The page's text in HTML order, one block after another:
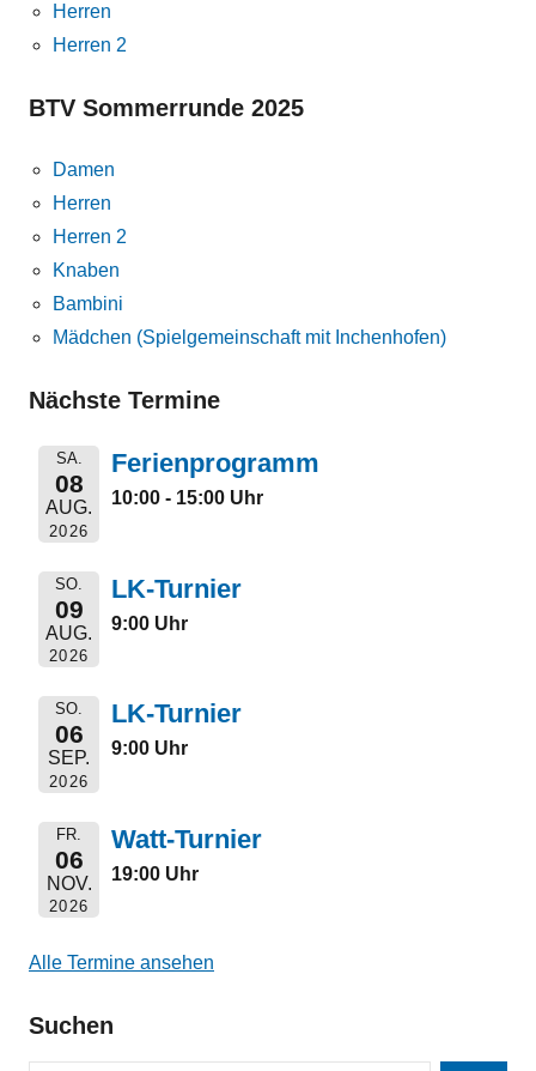
Herren
Herren 2
BTV Sommerrunde 2025
Damen
Herren
Herren 2
Knaben
Bambini
Mädchen (Spielgemeinschaft mit Inchenhofen)
Nächste Termine
SA.
08
AUG.
2026
Ferienprogramm
10:00 - 15:00 Uhr
SO.
09
AUG.
2026
LK-Turnier
9:00 Uhr
SO.
06
SEP.
2026
LK-Turnier
9:00 Uhr
FR.
06
NOV.
2026
Watt-Turnier
19:00 Uhr
Alle Termine ansehen
Suchen